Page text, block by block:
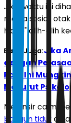
Jika waktu ini
media sosial,
hidup" alih-alih
Baca Juga:Jika
dengan
Pagi Ini
Menurut
Melansir calm,
bangun tidur